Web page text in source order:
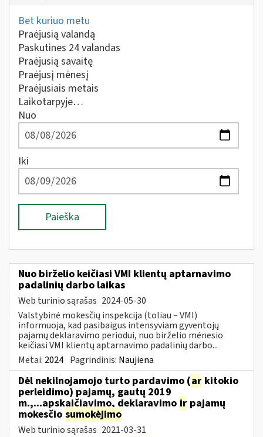
Bet kuriuo metu
Praėjusią valandą
Paskutines 24 valandas
Praėjusią savaitę
Praėjusį mėnesį
Praėjusiais metais
Laikotarpyje…
Nuo
Iki
Paieška
Nuo birželio keičiasi VMI klientų aptarnavimo
padalinių darbo laikas
Web turinio sąrašas 2024-05-30
Valstybinė mokesčių inspekcija (toliau – VMI)
informuoja, kad pasibaigus intensyviam gyventojų
pajamų deklaravimo periodui, nuo birželio mėnesio
keičiasi VMI klientų aptarnavimo padalinių darbo...
Metai: 2024 Pagrindinis: Naujiena
Dėl nekilnojamojo turto pardavimo (ar kitokio
perleidimo) pajamų, gautų 2019
m.,...apskaičiavimo, deklaravimo ir pajamų
mokesčio sumokėjimo
Web turinio sąrašas 2021-03-31